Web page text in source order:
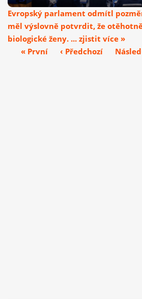
Evropský parlament odmítl
měl výslovně potvrdit, že
biologické ženy. ... zjistit více »
« První
‹ Předchozí